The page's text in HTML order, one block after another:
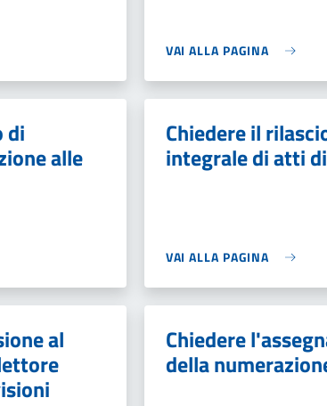
VAI ALLA PAGINA
di
alle
Chiedere il
integrale di atti
VAI ALLA PAGINA
al Chiedere
della